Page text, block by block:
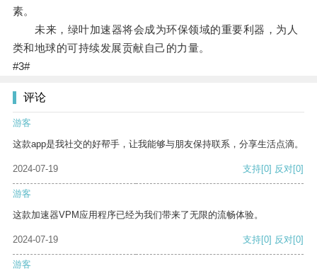
素。
未来，绿叶加速器将会成为环保领域的重要利器，为人
类和地球的可持续发展贡献自己的力量。
#3#
评论
游客
这款app是我社交的好帮手，让我能够与朋友保持联系，分享生活点滴。
2024-07-19 支持[0] 反对[0]
游客
这款加速器VPM应用程序已经为我们带来了无限的流畅体验。
2024-07-19 支持[0] 反对[0]
游客